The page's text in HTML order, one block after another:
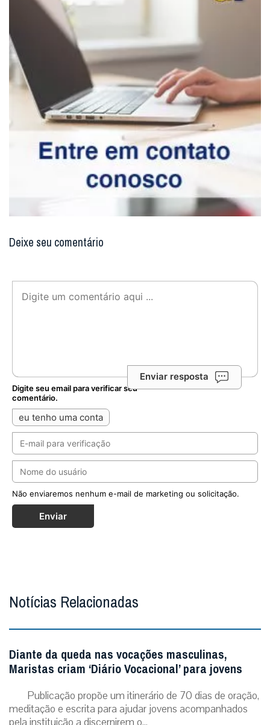
Deixe seu comentário
Enviar resposta
Digite seu email para verificar seu
comentário.
eu tenho uma conta
Não enviaremos nenhum e-mail de marketing ou solicitação.
Enviar
Notícias Relacionadas
Diante da queda nas vocações masculinas,
Maristas criam ‘Diário Vocacional’ para jovens
Publicação propõe um itinerário de 70 dias de oração,
meditação e escrita para ajudar jovens acompanhados
pela instituição a discernirem o...